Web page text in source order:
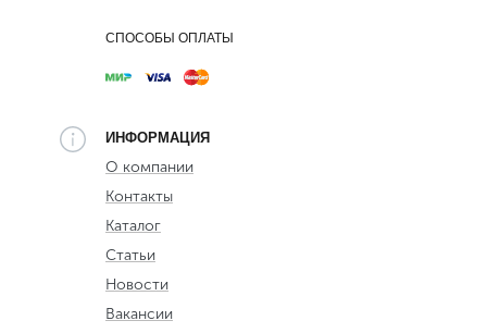
СПОСОБЫ ОПЛАТЫ
ИНФОРМАЦИЯ
О компании
Контакты
Каталог
Статьи
Новости
Вакансии